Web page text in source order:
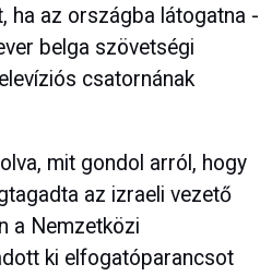
ha az országba látogatna -
belga szövetségi
csatornának
mit gondol arról, hogy
az izraeli vezető
a Nemzetközi
ki elfogatóparancsot